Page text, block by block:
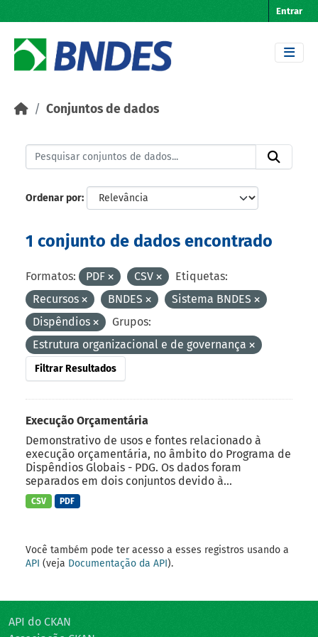
Entrar
Conjuntos de dados
Ordenar por
1 conjunto de dados encontrado
Formatos: PDF CSV
Etiquetas:
Recursos
BNDES
Sistema BNDES
Dispêndios
Grupos:
Estrutura organizacional e de governança
Filtrar Resultados
Execução Orçamentária
Demonstrativo de usos e fontes relacionado à
execução orçamentária, no âmbito do Programa de
Dispêndios Globais - PDG. Os dados foram
separados em dois conjuntos devido à...
CSV PDF
Você também pode ter acesso a esses registros usando a
API (veja Documentação da API).
API do CKAN